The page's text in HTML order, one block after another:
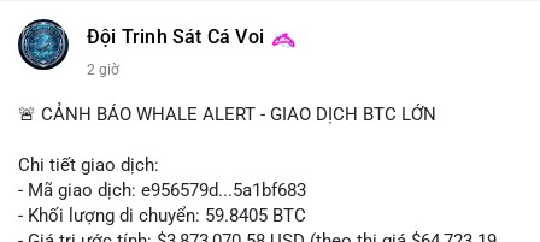
#vlikevn #titanbot
Đội Trinh Sát Cá Voi
2 giờ
🚨 CẢNH BÁO WHALE ALERT - GIAO DỊCH BTC LỚN
Chi tiết giao dịch:
- Mã giao dịch: e956579d...5a1bf683
- Khối lượng di chuyển: 59.8405 BTC